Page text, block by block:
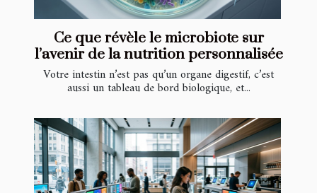
Ce que révèle le microbiote sur
l’avenir de la nutrition personnalisée
Votre intestin n’est pas qu’un organe digestif, c’est
aussi un tableau de bord biologique, et...